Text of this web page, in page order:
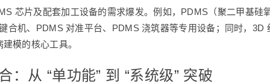
芯片及配套加工设备的需求爆发。例如，PDMS（聚二甲基硅
合机、PDMS 对准平台、PDMS 浇筑器等专用设备；同时，
模的核心工具。
从 “单功能” 到 “系统级” 突破